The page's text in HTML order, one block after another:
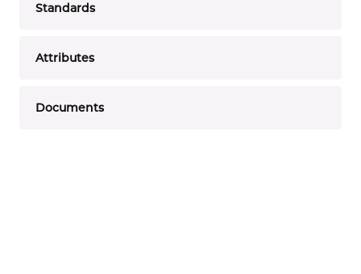
Standards
Attributes
Documents